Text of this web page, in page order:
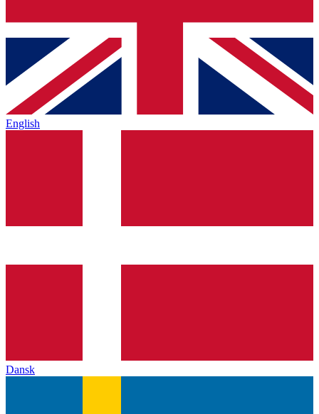
English
Dansk